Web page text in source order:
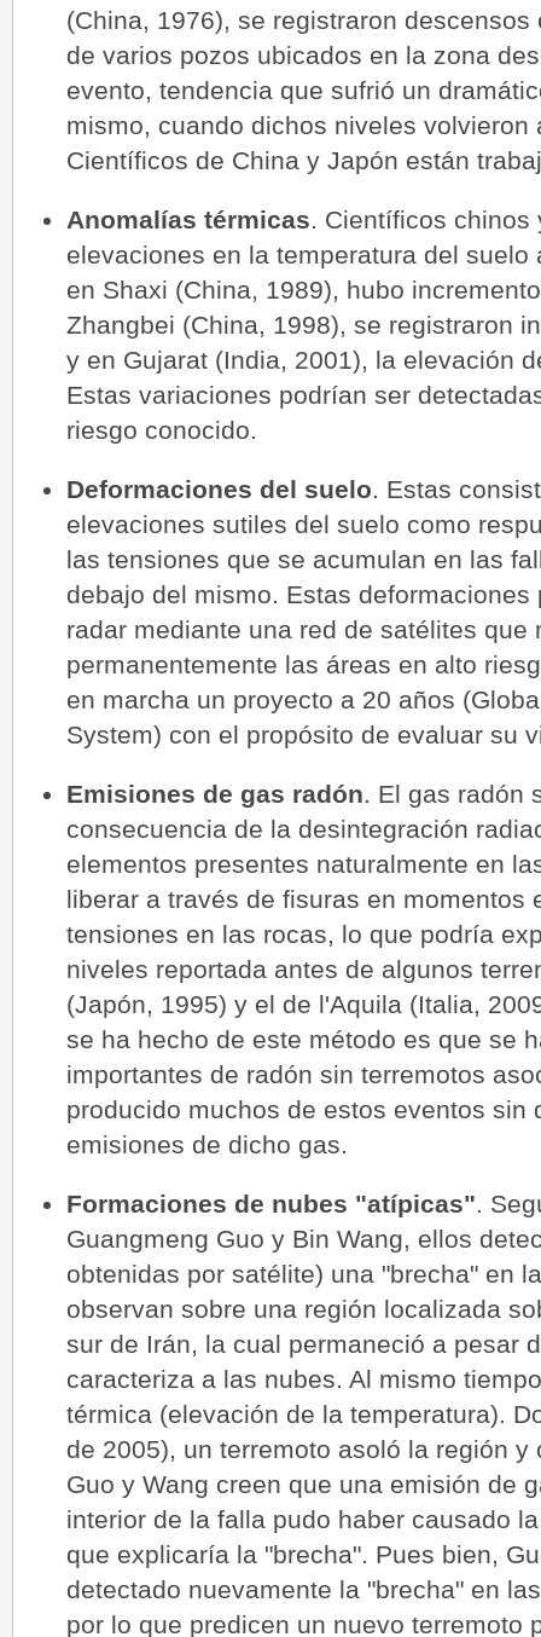
(China, 1976), se registraron
de varios pozos ubicados en la zona
evento, tendencia que sufrió un
mismo, cuando dichos niveles volvieron
Científicos de China y Japón están
Anomalías térmicas . Científicos
elevaciones en la temperatura del
en Shaxi (China, 1989), hubo
Zhangbei (China, 1998), se registraron
y en Gujarat (India, 2001), la elevación
Estas variaciones podrían ser
riesgo conocido.
Deformaciones del suelo . Estas
elevaciones sutiles del suelo como
las tensiones que se acumulan en las
debajo del mismo. Estas
radar mediante una red de satélites que
permanentemente las áreas en alto
en marcha un proyecto a 20 años
System) con el propósito de evaluar su
Emisiones de gas radón . El gas radón
consecuencia de la desintegración
elementos presentes naturalmente en
liberar a través de fisuras en momentos
tensiones en las rocas, lo que podría
niveles reportada antes de algunos
(Japón, 1995) y el de l'Aquila (Italia,
se ha hecho de este método es que se
importantes de radón sin terremotos
producido muchos de estos eventos sin
emisiones de dicho gas.
Formaciones de nubes "atípicas" .
Guangmeng Guo y Bin Wang, ellos
obtenidas por satélite) una "brecha" en
observan sobre una región localizada
sur de Irán, la cual permaneció a pesar
caracteriza a las nubes. Al mismo
térmica (elevación de la temperatura).
de 2005), un terremoto asoló la región
Guo y Wang creen que una emisión de
interior de la falla pudo haber causado
que explicaría la "brecha". Pues bien,
detectado nuevamente la "brecha" en
por lo que predicen un nuevo terremoto